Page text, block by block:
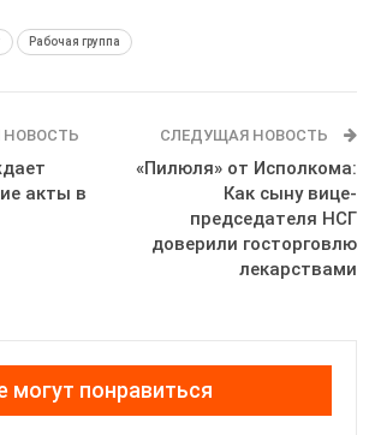
Рабочая группа
акты в
СЛЕДУЩАЯ НОВОСТЬ
«Пилюля» от Исполкома:
Как сыну вице-
председателя НСГ
доверили госторговлю
лекарствами
могут понравиться